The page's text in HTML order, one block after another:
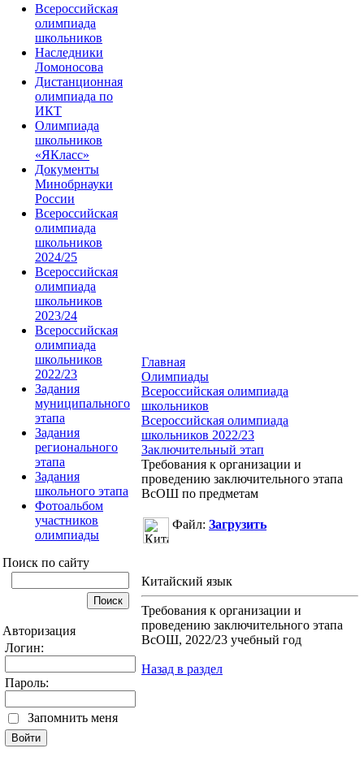
Всероссийская
олимпиада
школьников
Наследники
Ломоносова
Дистанционная
олимпиада по
ИКТ
Олимпиада
школьников
«ЯКласс»
Документы
Минобрнауки
России
Всероссийская
олимпиада
школьников
2024/25
Всероссийская
олимпиада
школьников
2023/24
Всероссийская
олимпиада
школьников
2022/23
Задания
муниципального
этапа
Задания
регионального
этапа
Задания
школьного этапа
Фотоальбом
участников
олимпиады
Поиск по сайту
Авторизация
Логин:
Пароль:
Запомнить меня
Главная
Олимпиады
Всероссийская олимпиада
школьников
Всероссийская олимпиада
школьников 2022/23
Заключительный этап
Требования к организации и
проведению заключительного этапа
ВсОШ по предметам
Файл: Загрузить
Китайский язык
Требования к организации и
проведению заключительного этапа
ВсОШ, 2022/23 учебный год
Назад в раздел